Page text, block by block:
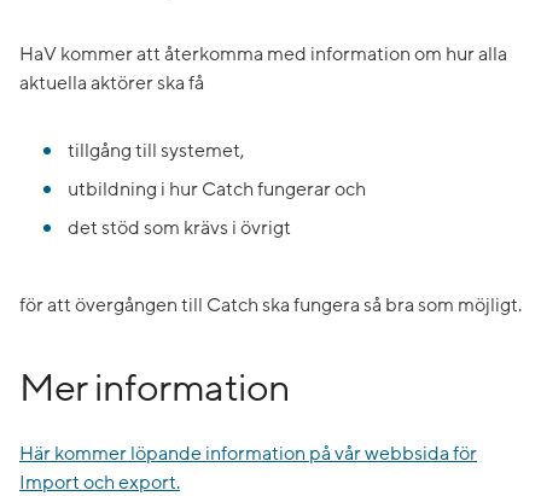
HaV kommer att återkomma med information om hur alla
aktuella aktörer ska få
tillgång till systemet,
utbildning i hur Catch fungerar och
det stöd som krävs i övrigt
för att övergången till Catch ska fungera så bra som möjligt.
Mer information
Här kommer löpande information på vår webbsida för
Import och export.